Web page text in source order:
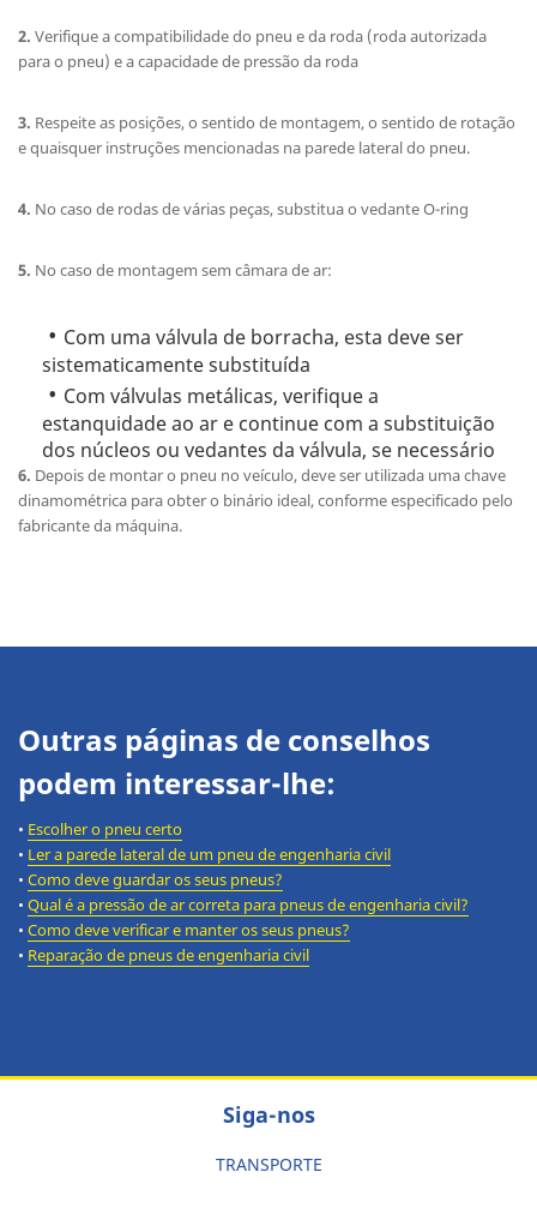
2. Verifique a compatibilidade do pneu e da roda (roda autorizada
para o pneu) e a capacidade de pressão da roda
3. Respeite as posições, o sentido de montagem, o sentido de rotação
e quaisquer instruções mencionadas na parede lateral do pneu.
4. No caso de rodas de várias peças, substitua o vedante O-ring
5. No caso de montagem sem câmara de ar:
Com uma válvula de borracha, esta deve ser
sistematicamente substituída
Com válvulas metálicas, verifique a
estanquidade ao ar e continue com a substituição
dos núcleos ou vedantes da válvula, se necessário
6. Depois de montar o pneu no veículo, deve ser utilizada uma chave
dinamométrica para obter o binário ideal, conforme especificado pelo
fabricante da máquina.
Outras páginas de conselhos
podem interessar-lhe:
• Escolher o pneu certo
• Ler a parede lateral de um pneu de engenharia civil
• Como deve guardar os seus pneus?
• Qual é a pressão de ar correta para pneus de engenharia civil?
• Como deve verificar e manter os seus pneus?
• Reparação de pneus de engenharia civil
Siga-nos
TRANSPORTE